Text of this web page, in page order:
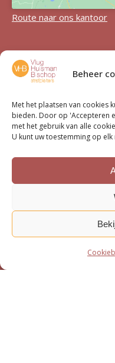
Beheer
Met het plaatsen van cookies
bieden. Door op 'Accepteren
met het gebruik van alle
U kunt uw toestemming op
Route naar ons kantoor
In de media & blogs
Verdween Duncan (31)
over lugubere details in
12 juni 2026
Zwakke: ‘Een etterende
12 juni 2026
Advocatenechtpaar